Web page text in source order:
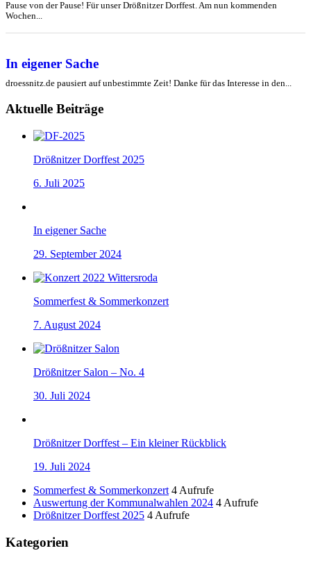
Pause von der Pause! Für unser Drößnitzer Dorffest. Am nun kommenden
Wochen...
In eigener Sache
droessnitz.de pausiert auf unbestimmte Zeit! Danke für das Interesse in den...
Aktuelle Beiträge
Drößnitzer Dorffest 2025
6. Juli 2025
In eigener Sache
29. September 2024
Sommerfest & Sommerkonzert
7. August 2024
Drößnitzer Salon – No. 4
30. Juli 2024
Drößnitzer Dorffest – Ein kleiner Rückblick
19. Juli 2024
Sommerfest & Sommerkonzert 4 Aufrufe
Auswertung der Kommunalwahlen 2024 4 Aufrufe
Drößnitzer Dorffest 2025 4 Aufrufe
Kategorien